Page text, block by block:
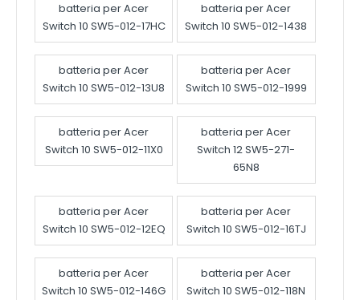
batteria per Acer
Switch 10 SW5-012-17HC
batteria per Acer
Switch 10 SW5-012-1438
batteria per Acer
Switch 10 SW5-012-13U8
batteria per Acer
Switch 10 SW5-012-1999
batteria per Acer
Switch 10 SW5-012-11X0
batteria per Acer
Switch 12 SW5-271-
65N8
batteria per Acer
Switch 10 SW5-012-12EQ
batteria per Acer
Switch 10 SW5-012-16TJ
batteria per Acer
Switch 10 SW5-012-146G
batteria per Acer
Switch 10 SW5-012-118N